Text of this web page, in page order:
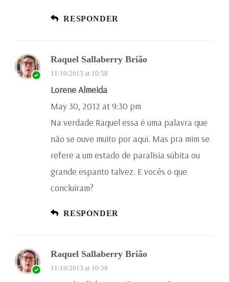
RESPONDER
Raquel Sallaberry Brião
11/10/2013 at 10:58
Lorene Almeida
May 30, 2012 at 9:30 pm
Na verdade Raquel essa é uma palavra que
não se ouve muito por aqui. Mas pra mim se
refere a um estado de paralisia súbita ou
grande espanto talvez. E vocês o que
concluíram?
RESPONDER
Raquel Sallaberry Brião
11/10/2013 at 10:59